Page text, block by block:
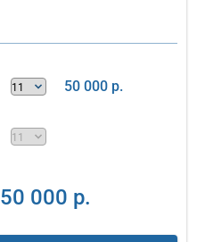
50 000 р.
50 000 р.